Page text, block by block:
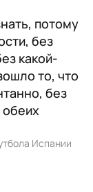
потому
без
какой-
то, что
без
Испании